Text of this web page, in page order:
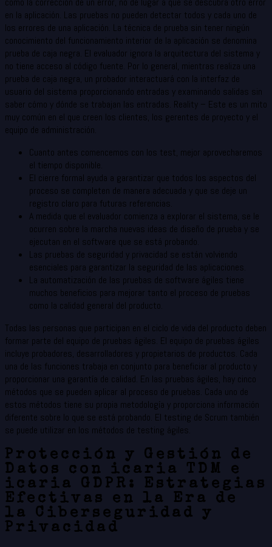
en la aplicación. Las pruebas no pueden detectar todos y cada uno de
los errores de una aplicación. La técnica de prueba sin tener ningún
conocimiento del funcionamiento interior de la aplicación se denomina
prueba de caja negra. El evaluador ignora la arquitectura del sistema y
no tiene acceso al código fuente. Por lo general, mientras realiza una
prueba de caja negra, un probador interactuará con la interfaz de
usuario del sistema proporcionando entradas y examinando salidas sin
saber cómo y dónde se trabajan las entradas. Reality – Este es un mito
muy común en el que creen los clientes, los gerentes de proyecto y el
equipo de administración.
Cuanto antes comencemos con los test, mejor aprovecharemos
el tiempo disponible.
El cierre formal ayuda a garantizar que todos los aspectos del
proceso se completen de manera adecuada y que se deje un
registro claro para futuras referencias.
A medida que el evaluador comienza a explorar el sistema, se le
ocurren sobre la marcha nuevas ideas de diseño de prueba y se
ejecutan en el software que se está probando.
Las pruebas de seguridad y privacidad se están volviendo
esenciales para garantizar la seguridad de las aplicaciones.
La automatización de las pruebas de software ágiles tiene
muchos beneficios para mejorar tanto el proceso de pruebas
como la calidad general del producto.
Todas las personas que participan en el ciclo de vida del producto deben
formar parte del equipo de pruebas ágiles. El equipo de pruebas ágiles
incluye probadores, desarrolladores y propietarios de productos. Cada
una de las funciones trabaja en conjunto para beneficiar al producto y
proporcionar una garantía de calidad. En las pruebas ágiles, hay cinco
métodos que se pueden aplicar al proceso de pruebas. Cada uno de
estos métodos tiene su propia metodología y proporciona información
diferente sobre lo que se está probando. El testing de Scrum también
se puede utilizar en los métodos de testing ágiles.
Protección y Gestión de
Datos con icaria TDM e
icaria GDPR: Estrategias
Efectivas en la Era de
la Ciberseguridad y
Privacidad